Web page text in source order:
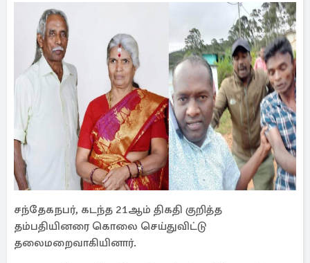
சந்தேகநபர், கடந்த 21ஆம் திகதி குறித்த
தம்பதியினரை கொலை செய்துவிட்டு
தலைமறைவாகியினார்.